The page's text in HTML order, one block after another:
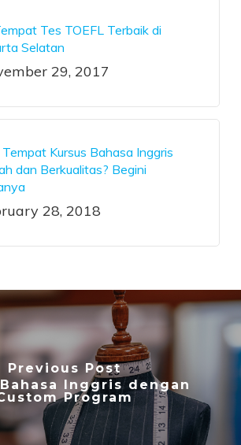
Tes TOEFL Terbaik di
Selatan
29, 2017
Tempat Kursus Bahasa Inggris
dan Berkualitas? Begini
28, 2018
Previous Post
Inggris dengan
Program